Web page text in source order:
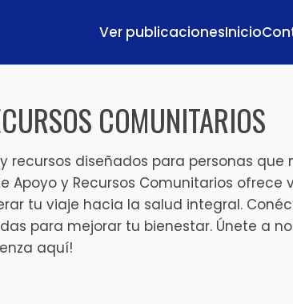
Ver publicacionesInicio
COMUNITARIOS
recursos diseñados para personas
Apoyo y Recursos Comunitarios ofrece
tu viaje hacia la salud integral.
para mejorar tu bienestar. Únete a
aquí!